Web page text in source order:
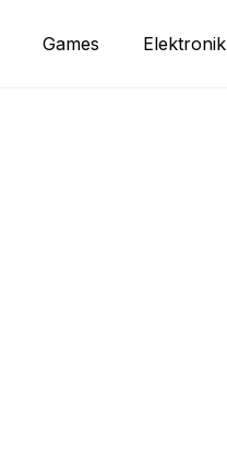
Games Elektronik